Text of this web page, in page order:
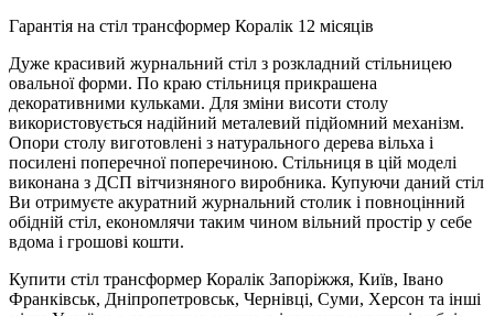
Гарантія на стіл трансформер Коралік 12 місяців
Дуже красивий журнальний стіл з розкладний стільницею
овальної форми. По краю стільниця прикрашена
декоративними кульками. Для зміни висоти столу
використовується надійний металевий підйомний механізм.
Опори столу виготовлені з натурального дерева вільха і
посилені поперечної поперечиною. Стільниця в цій моделі
виконана з ДСП вітчизняного виробника. Купуючи даний стіл
Ви отримуєте акуратний журнальний столик і повноцінний
обідній стіл, економлячи таким чином вільний простір у себе
вдома і грошові кошти.
Купити стіл трансформер Коралік Запоріжжя, Київ, Івано
Франківськ, Дніпропетровськ, Чернівці, Суми, Херсон та інші